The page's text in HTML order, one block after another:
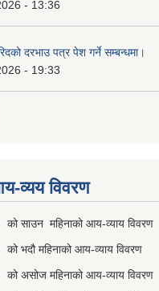
- 13:36
दरभाउ पत्र पेश गर्ने सम्बन्धमा।
- 19:33
व्यय विवरण
साउन महिनाको आय-व्याय विवरण
भदौ महिनाको आय-व्याय विवरण
असोज महिनाको आय-व्याय विवरण